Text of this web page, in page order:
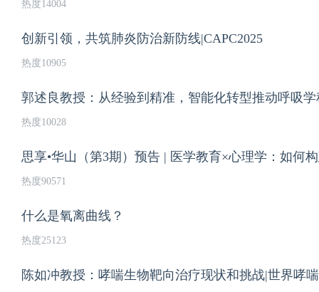
热度14004
创新引领，共筑肺炎防治新防线|CAPC2025
热度10905
郭述良教授：从经验到精准，智能化转型推动呼吸
热度10028
思享•华山（第3期）预告 | 医学教育×心理学：如何
热度90571
什么是氧离曲线？
热度25123
陈如冲教授：哮喘生物靶向治疗现状和挑战|世界哮